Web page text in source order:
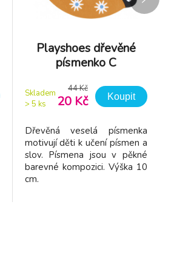
Playshoes dřevěné
písmenko C
Skladem
> 5 ks
44 Kč
20 Kč Koupit
Dřevěná veselá písmenka
motivují děti k učení písmen a
slov. Písmena jsou v pěkné
barevné kompozici. Výška 10
cm.